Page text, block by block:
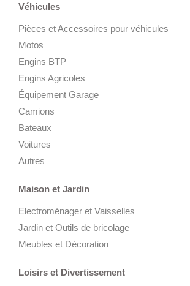
Véhicules
Pièces et Accessoires pour véhicules
Motos
Engins BTP
Engins Agricoles
Équipement Garage
Camions
Bateaux
Voitures
Autres
Maison et Jardin
Electroménager et Vaisselles
Jardin et Outils de bricolage
Meubles et Décoration
Loisirs et Divertissement